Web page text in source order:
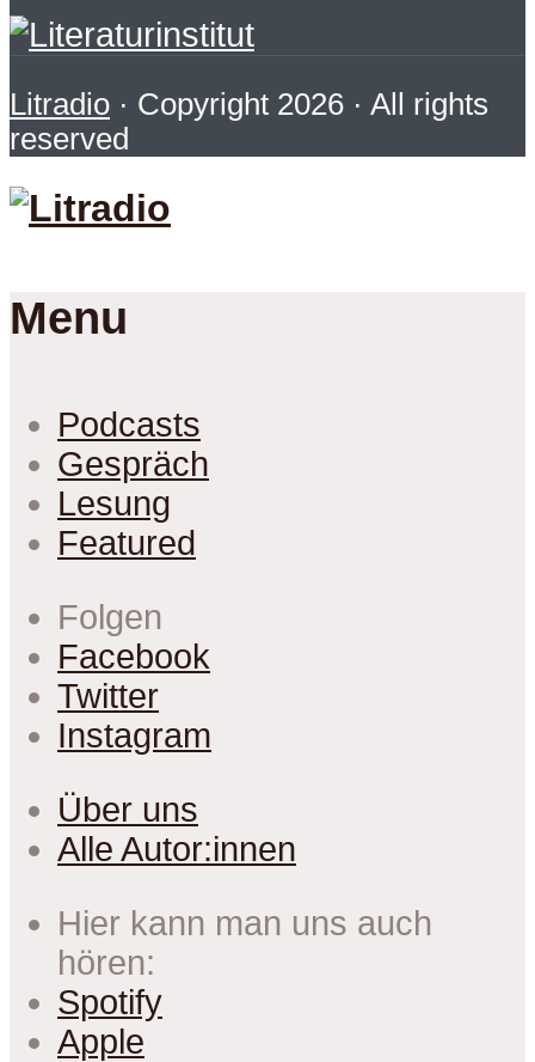
Litradio · Copyright 2026 · All rights
reserved
Menu
Podcasts
Gespräch
Lesung
Featured
Folgen
Facebook
Twitter
Instagram
Über uns
Alle Autor:innen
Hier kann man uns auch
hören:
Spotify
Apple